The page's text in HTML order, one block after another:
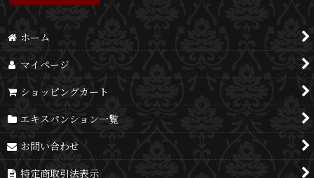
ホーム
マイページ
ショッピングカート
エキスパンション一覧
お問い合わせ
特定商取引法表示